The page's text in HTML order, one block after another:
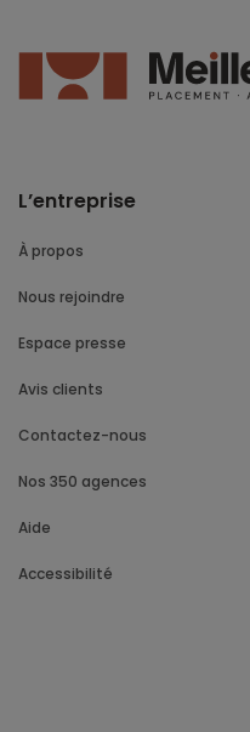
L’entreprise
À propos
Nous rejoindre
Espace presse
Avis clients
Contactez-nous
Nos 350 agences
Aide
Accessibilité